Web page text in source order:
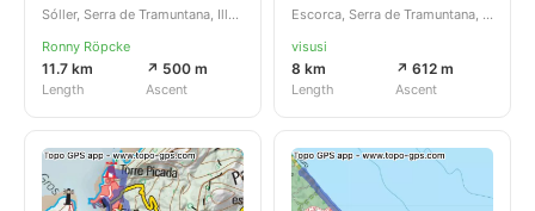
Sóller, Serra de Tramuntana, Illes Balears, ES
Ronny Röpcke
11.7 km
Length
↗ 500 m
Ascent
Escorca, Serra de Tramuntana, Illes Balears, ES
visusi
8 km
Length
↗ 612 m
Ascent